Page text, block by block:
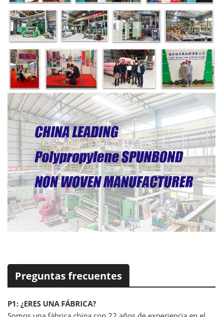
Preguntas frecuentes
P1: ¿ERES UNA FÁBRICA?